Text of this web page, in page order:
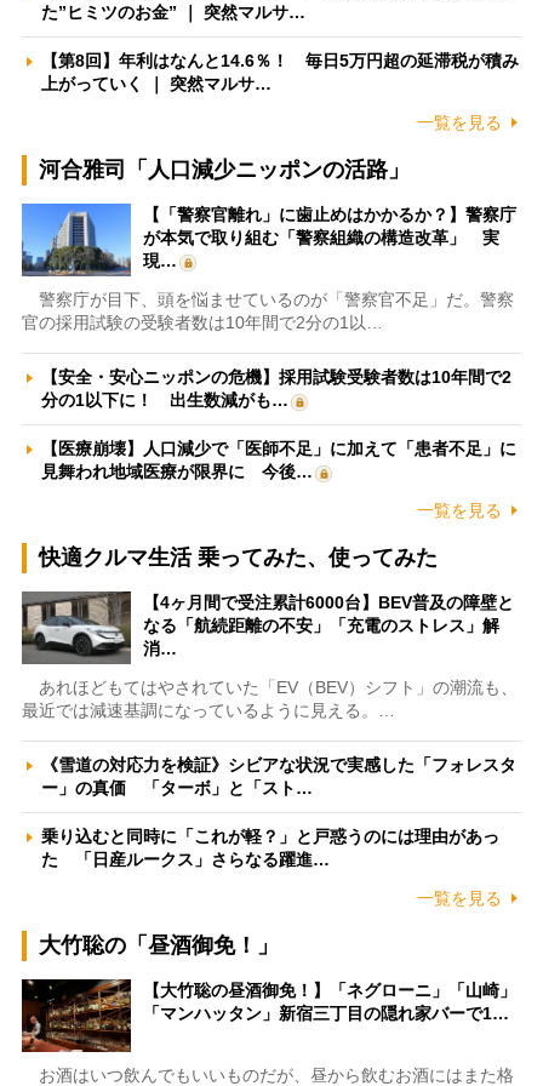
た”ヒミツのお金” ｜ 突然マルサ…
【第8回】年利はなんと14.6％！ 毎日5万円超の延滞税が積み
上がっていく ｜ 突然マルサ…
一覧を見る
河合雅司「人口減少ニッポンの活路」
【「警察官離れ」に歯止めはかかるか？】警察庁
が本気で取り組む「警察組織の構造改革」 実
現…
警察庁が目下、頭を悩ませているのが「警察官不足」だ。警察
官の採用試験の受験者数は10年間で2分の1以…
【安全・安心ニッポンの危機】採用試験受験者数は10年間で2
分の1以下に！ 出生数減がも…
【医療崩壊】人口減少で「医師不足」に加えて「患者不足」に
見舞われ地域医療が限界に 今後…
一覧を見る
快適クルマ生活 乗ってみた、使ってみた
【4ヶ月間で受注累計6000台】BEV普及の障壁と
なる「航続距離の不安」「充電のストレス」解
消…
あれほどもてはやされていた「EV（BEV）シフト」の潮流も、
最近では減速基調になっているように見える。…
《雪道の対応力を検証》シビアな状況で実感した「フォレスタ
ー」の真価 「ターボ」と「スト…
乗り込むと同時に「これが軽？」と戸惑うのには理由があっ
た 「日産ルークス」さらなる躍進…
一覧を見る
大竹聡の「昼酒御免！」
【大竹聡の昼酒御免！】「ネグローニ」「山崎」
「マンハッタン」新宿三丁目の隠れ家バーで1…
お酒はいつ飲んでもいいものだが、昼から飲むお酒にはまた格